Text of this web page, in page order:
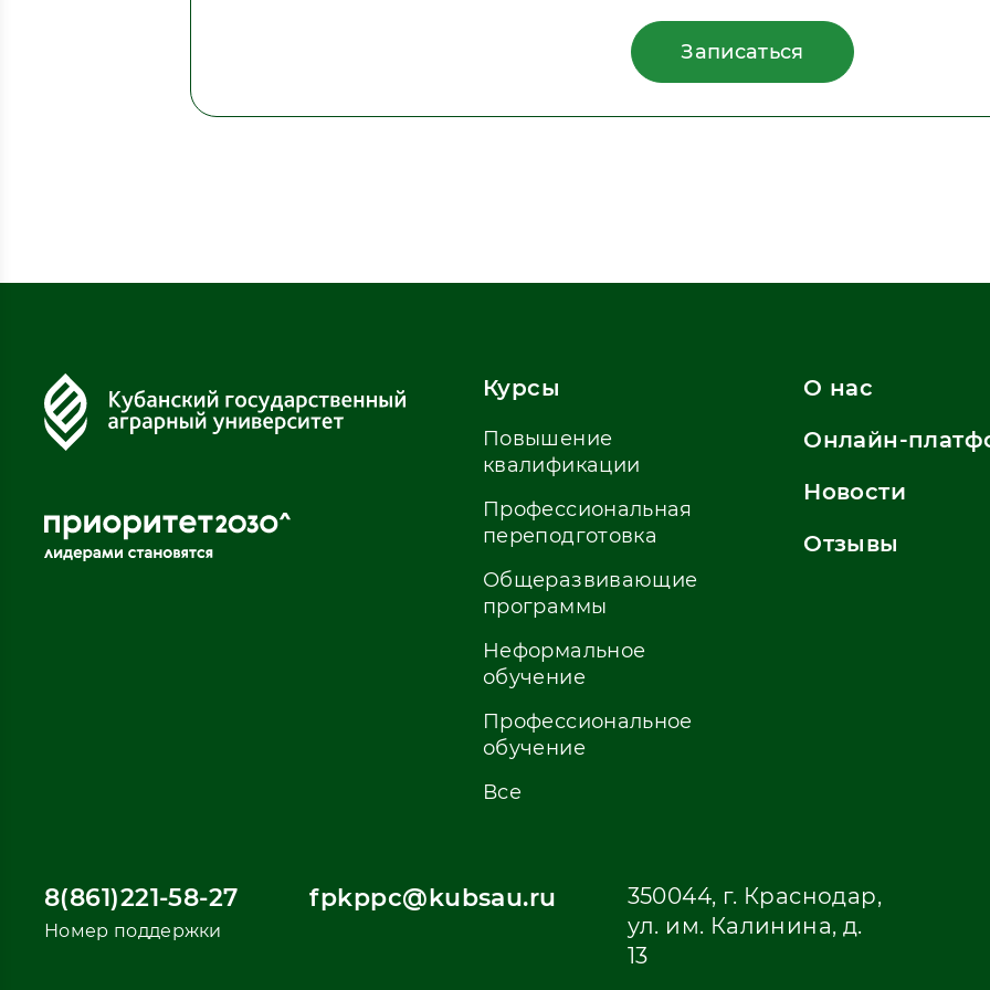
Записаться
Курсы
Повышение
квалификации
Профессиональная
переподготовка
Общеразвивающие
программы
Неформальное
обучение
Профессиональное
обучение
Все
О нас
Онлайн-
Новости
Отзывы
8(861)221-58-27
Номер поддержки
fpkppc@kubsau.ru
350044, г. Краснодар,
ул. им. Калинина, д.
13